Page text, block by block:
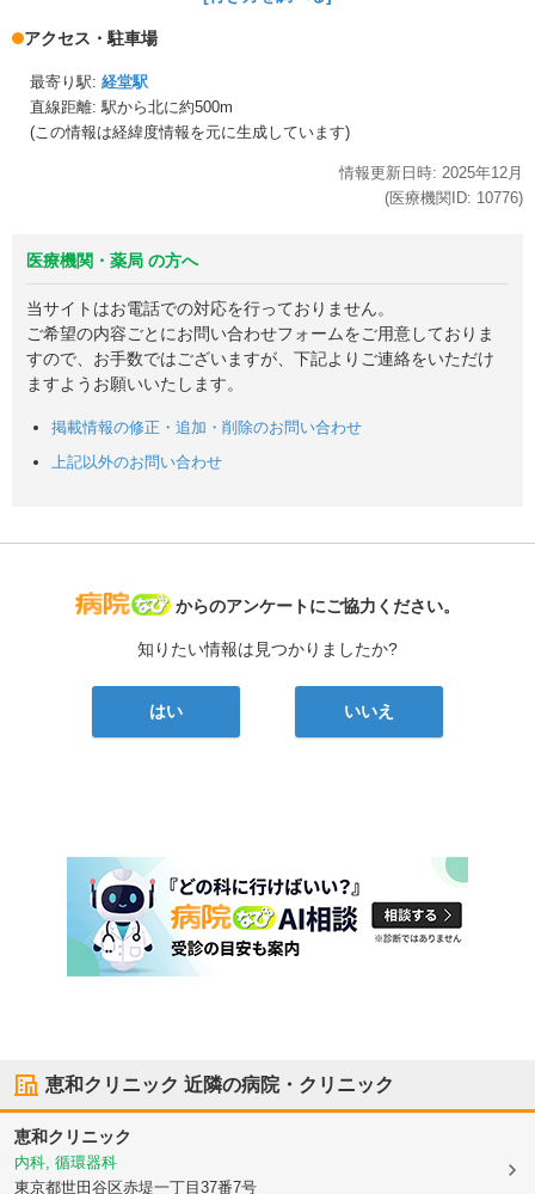
アクセス・駐車場
最寄り駅: 経堂駅
直線距離: 駅から北に約500m
(この情報は経緯度情報を元に生成しています)
情報更新日時: 2025年12月
(医療機関ID: 10776)
医療機関・薬局 の方へ
当サイトはお電話での対応を行っておりません。
ご希望の内容ごとにお問い合わせフォームをご用意しておりま
すので、お手数ではございますが、下記よりご連絡をいただけ
ますようお願いいたします。
掲載情報の修正・追加・削除のお問い合わせ
上記以外のお問い合わせ
病院なび
からのアンケートにご協力ください。
知りたい情報は見つかりましたか?
はい いいえ
恵和クリニック 近隣の病院・クリニック
恵和クリニック
内科, 循環器科
東京都世田谷区赤堤一丁目37番7号